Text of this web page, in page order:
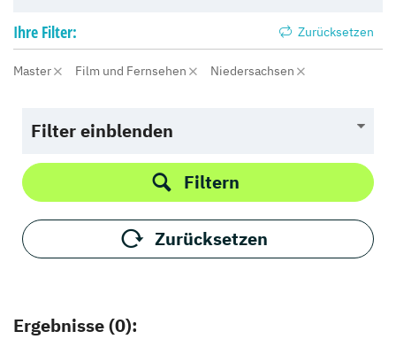
Ihre Filter: Zurücksetzen
Master Film und Fernsehen Niedersachsen
Filter einblenden
Filtern
Zurücksetzen
Ergebnisse (0):